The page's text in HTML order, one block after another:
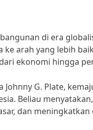
di era
arah yang lebih
ekonomi hingga
G. Plate,
Beliau
dan meningkatkan